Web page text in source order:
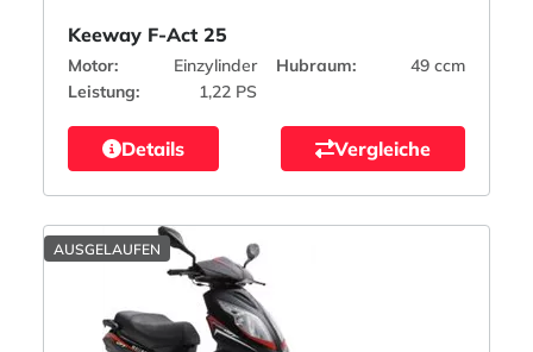
Keeway F-Act 25
Motor: Einzylinder Hubraum:
49 ccm
Leistung:
1,22 PS
Details Vergleiche
AUSGELAUFEN